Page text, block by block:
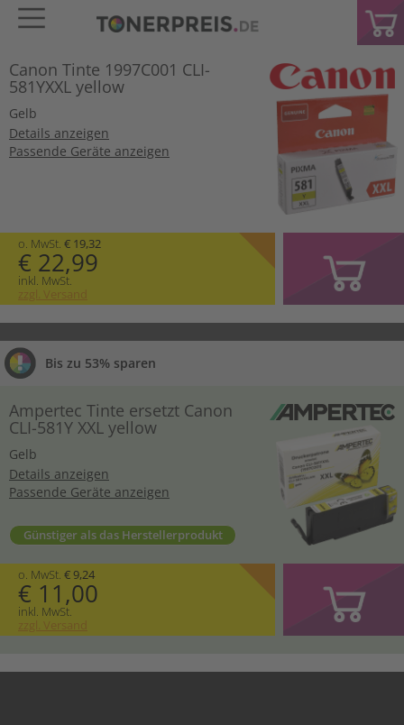
Canon Tinte 1997C001 CLI-
581YXXL yellow
Gelb
Details anzeigen
Passende Geräte anzeigen
o. MwSt. € 19,32
€ 22,99
inkl. MwSt.
zzgl. Versand
Bis zu 53% sparen
Ampertec Tinte ersetzt Canon
CLI-581Y XXL yellow
Gelb
Details anzeigen
Passende Geräte anzeigen
Günstiger als das Herstellerprodukt
o. MwSt. € 9,24
€ 11,00
inkl. MwSt.
zzgl. Versand